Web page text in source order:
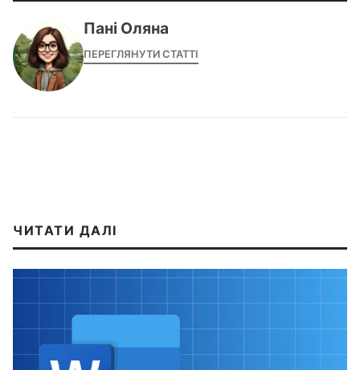
Пані Оляна
ПЕРЕГЛЯНУТИ СТАТТІ
ЧИТАТИ ДАЛІ